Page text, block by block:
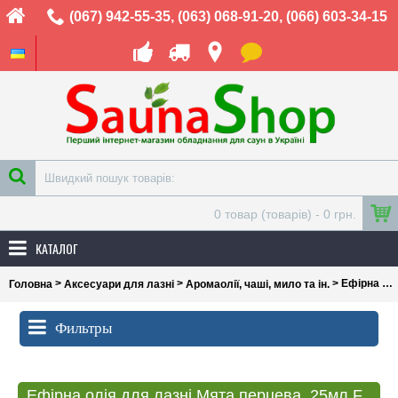
(067) 942-55-35, (063) 068-91-20, (066) 603-34-15
0 товар (товарів) - 0 грн.
КАТАЛОГ
Головна > Аксесуари для лазні > Аромаолії, чаші, мило та ін. > Ефірна олія для лазні Мята перцева, 25мл Flora Secret
Фильтры